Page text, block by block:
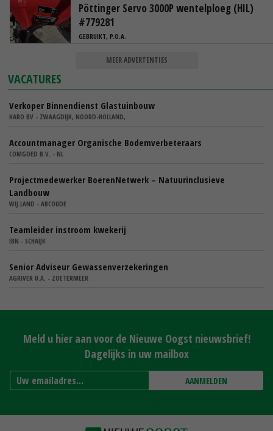
Pöttinger Servo 3000P wentelploeg (HIL)
#779281
GEBRUIKT, P.O.A.
MEER ADVERTENTIES
VACATURES
Verkoper Binnendienst Glastuinbouw
KARO BV - ZWAAGDIJK, NOORD-HOLLAND,
Accountmanager Organische Bodemverbeteraars
COMGOED B.V. - NL
Projectmedewerker BoerenNetwerk – Natuurinclusieve
Landbouw
WIJ.LAND - ABCOUDE
Teamleider instroom kwekerij
IBN - SCHAIJK
Senior Adviseur Gewassenverzekeringen
AGRIVER U.A. - ZOETERMEER
Meld u hier aan voor de Nieuwe Oogst nieuwsbrief!
Dagelijks in uw mailbox
AANMELDEN